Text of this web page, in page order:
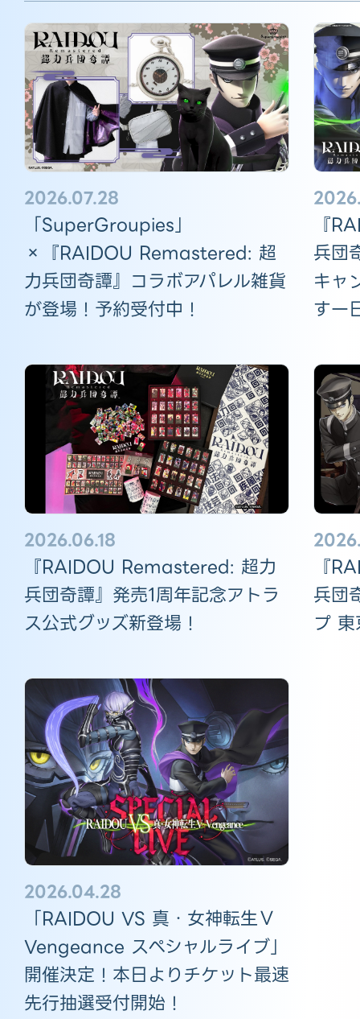
2026.07.28
「SuperGroupies」
×『RAIDOU Remastered: 超
力兵団奇譚』コラボアパレル雑貨
が登場！予約受付中！
『
兵団
キャ
す一
2026.06.18
『RAIDOU Remastered: 超力
兵団奇譚』発売1周年記念アトラ
ス公式グッズ新登場！
『
兵団
プ
2026.04.28
「RAIDOU VS 真・女神転生Ⅴ
Vengeance スペシャルライブ」
開催決定！本日よりチケット最速
先行抽選受付開始！